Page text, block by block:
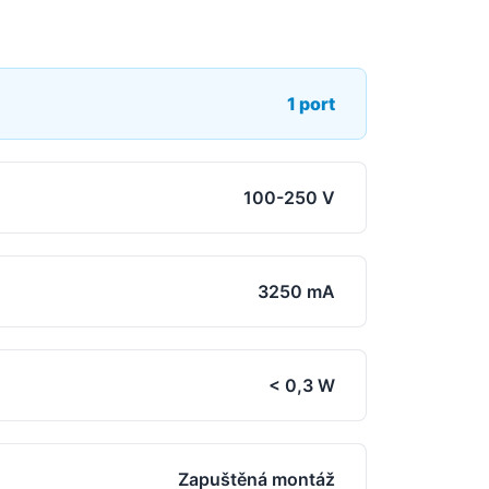
1 port
100-250 V
3250 mA
< 0,3 W
Zapuštěná montáž